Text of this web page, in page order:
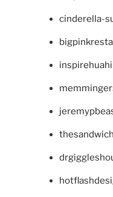
cinderella-